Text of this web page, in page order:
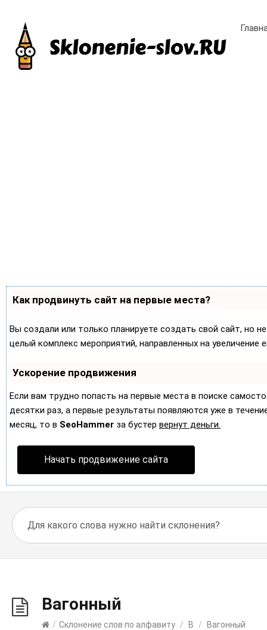
Как продвинуть сайт на первые места?
Вы создали или только планируете создать свой сайт, но
целый комплекс мероприятий, направленных на
Ускорение продвижения
Если вам трудно попасть на первые места в поиске
десятки раз, а первые результаты появляются уже в
месяц, то в SeoHammer за бустер вернут деньги.
Начать продвижение сайта
Вагонный
/ Склонение слов по алфавиту / В / Вагонный